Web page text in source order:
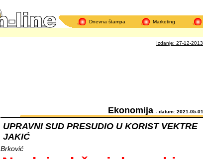
Dnevna štampa Marketing
Izdanje: 27-12-2013
Ekonomija - datum: 2021-05-01
UPRAVNI SUD PRESUDIO U KORIST VEKTRE
JAKIĆ
Brković